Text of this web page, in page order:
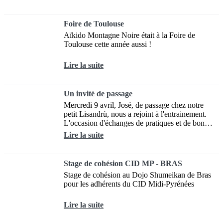
Foire de Toulouse
Aïkido Montagne Noire était à la Foire de
Toulouse cette année aussi !
Lire la suite
Un invité de passage
Mercredi 9 avril, José, de passage chez notre
petit Lisandrù, nous a rejoint à l'entrainement.
L'occasion d'échanges de pratiques et de bons
moments, nous serons ravis de...
Lire la suite
Stage de cohésion CID MP - BRAS
Stage de cohésion au Dojo Shumeikan de Bras
pour les adhérents du CID Midi-Pyrénées
Lire la suite